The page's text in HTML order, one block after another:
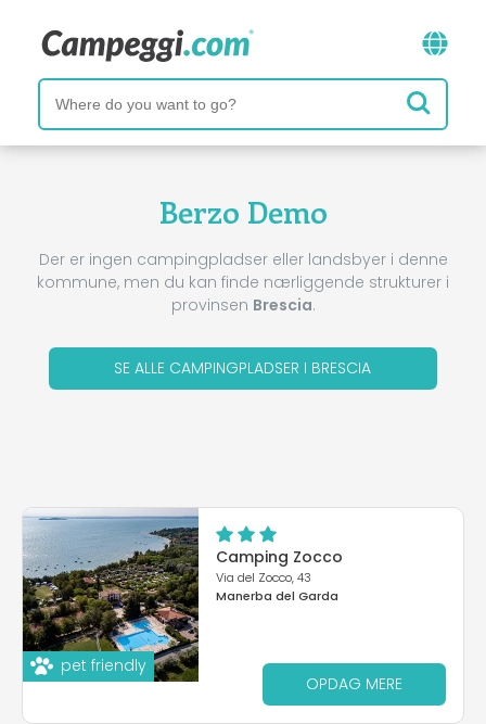
Berzo Demo
Der er ingen campingpladser eller landsbyer i denne
kommune, men du kan finde nærliggende strukturer i
provinsen Brescia.
SE ALLE CAMPINGPLADSER I BRESCIA
pet friendly
Camping Zocco
Via del Zocco, 43
Manerba del Garda
OPDAG MERE